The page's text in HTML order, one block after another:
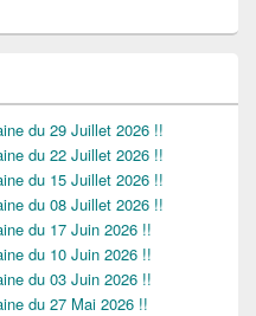
du 29 Juillet 2026 !!
du 22 Juillet 2026 !!
du 15 Juillet 2026 !!
du 08 Juillet 2026 !!
du 17 Juin 2026 !!
du 10 Juin 2026 !!
du 03 Juin 2026 !!
du 27 Mai 2026 !!